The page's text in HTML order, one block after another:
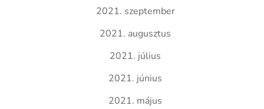
2021. szeptember
2021. augusztus
2021. július
2021. június
2021. május